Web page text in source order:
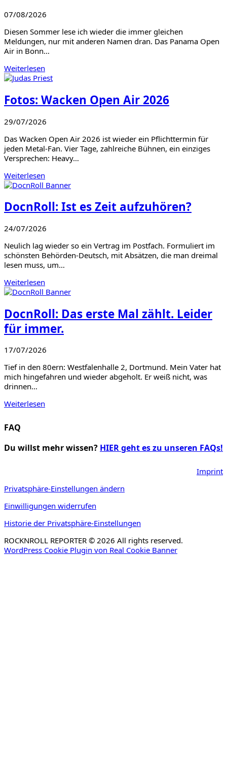
07/08/2026
Diesen Sommer lese ich wieder die immer gleichen
Meldungen, nur mit anderen Namen dran. Das Panama Open
Air in Bonn…
Weiterlesen
Fotos: Wacken Open Air 2026
29/07/2026
Das Wacken Open Air 2026 ist wieder ein Pflichttermin für
jeden Metal-Fan. Vier Tage, zahlreiche Bühnen, ein einziges
Versprechen: Heavy…
Weiterlesen
DocnRoll: Ist es Zeit aufzuhören?
24/07/2026
Neulich lag wieder so ein Vertrag im Postfach. Formuliert im
schönsten Behörden-Deutsch, mit Absätzen, die man dreimal
lesen muss, um…
Weiterlesen
DocnRoll: Das erste Mal zählt. Leider
für immer.
17/07/2026
Tief in den 80ern: Westfalenhalle 2, Dortmund. Mein Vater hat
mich hingefahren und wieder abgeholt. Er weiß nicht, was
drinnen…
Weiterlesen
FAQ
Du willst mehr wissen? HIER geht es zu unseren FAQs!
Imprint
Privatsphäre-Einstellungen ändern
Einwilligungen widerrufen
Historie der Privatsphäre-Einstellungen
ROCKNROLL REPORTER © 2026 All rights reserved.
WordPress Cookie Plugin von Real Cookie Banner